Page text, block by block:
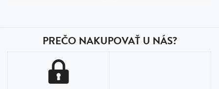
PREČO NAKUPOVAŤ U NÁS?